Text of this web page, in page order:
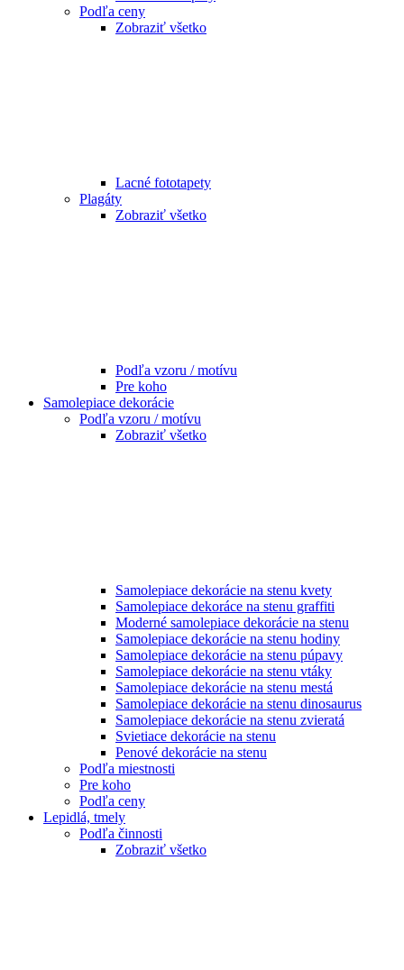
Podľa ceny
Zobraziť všetko
Lacné fototapety
Plagáty
Zobraziť všetko
Podľa vzoru / motívu
Pre koho
Samolepiace dekorácie
Podľa vzoru / motívu
Zobraziť všetko
Samolepiace dekorácie na stenu kvety
Samolepiace dekoráce na stenu graffiti
Moderné samolepiace dekorácie na stenu
Samolepiace dekorácie na stenu hodiny
Samolepiace dekorácie na stenu púpavy
Samolepiace dekorácie na stenu vtáky
Samolepiace dekorácie na stenu mestá
Samolepiace dekorácie na stenu dinosaurus
Samolepiace dekorácie na stenu zvieratá
Svietiace dekorácie na stenu
Penové dekorácie na stenu
Podľa miestnosti
Pre koho
Podľa ceny
Lepidlá, tmely
Podľa činnosti
Zobraziť všetko